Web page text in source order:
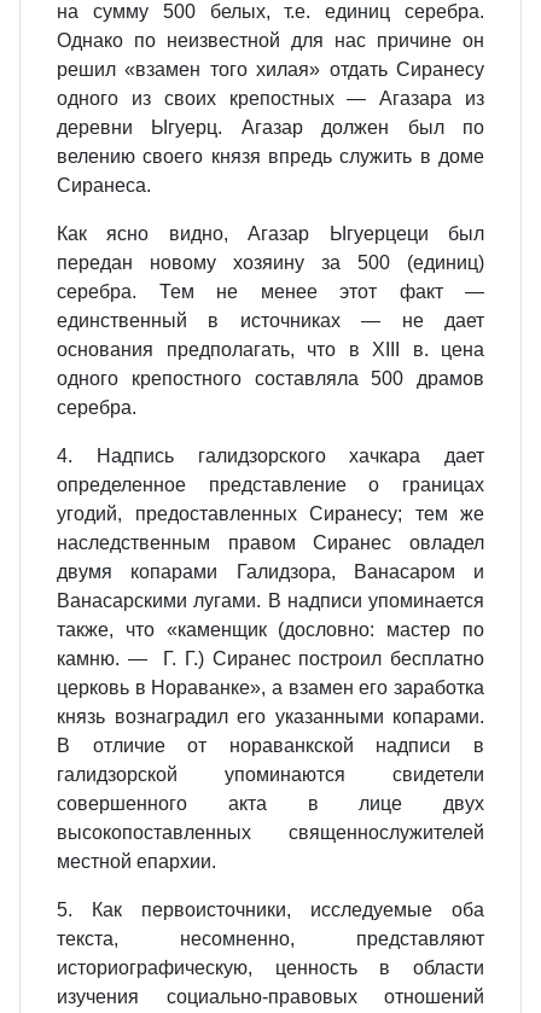
на сумму 500 белых, т.е. единиц серебра.
Однако по неизвестной для нас причине он
решил «взамен того хилая» отдать Сиранесу
одного из своих крепостных — Агазара из
деревни Ыгуерц. Агазар должен был по
велению своего князя впредь служить в доме
Сиранеса.
Как ясно видно, Агазар Ыгуерцеци был
передан новому хозяину за 500 (единиц)
серебра. Тем не менее этот факт —
единственный в источниках — не дает
основания предполагать, что в XIII в. цена
одного крепостного составляла 500 драмов
серебра.
4. Надпись галидзорского хачкара дает
определенное представление о границах
угодий, предоставленных Сиранесу; тем же
наследственным правом Сиранес овладел
двумя копарами Галидзора, Ванасаром и
Ванасарскими лугами. В надписи упоминается
также, что «каменщик (дословно: мастер по
камню. — Г. Г.) Сиранес построил бесплатно
церковь в Нораванке», а взамен его заработка
князь вознаградил его указанными копарами.
В отличие от нораванкской надписи в
галидзорской упоминаются свидетели
совершенного акта в лице двух
высокопоставленных священнослужителей
местной епархии.
5. Как первоисточники, исследуемые оба
текста, несомненно, представляют
историографическую, ценность в области
изучения социально-правовых отношений